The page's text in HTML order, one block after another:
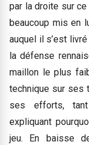
par la droite sur
beaucoup mis en
auquel il s’est
la défense
maillon le plus
technique sur ses
ses efforts, tant
expliquant
jeu. En baisse